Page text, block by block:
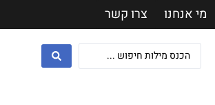
מי אנחנו צרו קשר